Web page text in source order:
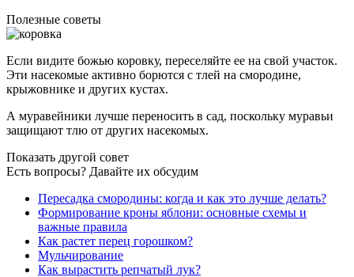
Полезные советы
Если видите божью коровку, переселяйте ее на свой участок.
Эти насекомые активно борются с тлей на смородине,
крыжовнике и других кустах.
А муравейники лучше переносить в сад, поскольку муравьи
защищают тлю от других насекомых.
Показать другой совет
Есть вопросы? Давайте их обсудим
Пересадка смородины: когда и как это лучше делать?
Формирование кроны яблони: основные схемы и
важные правила
Как растет перец горошком?
Мульчирование
Как вырастить репчатый лук?